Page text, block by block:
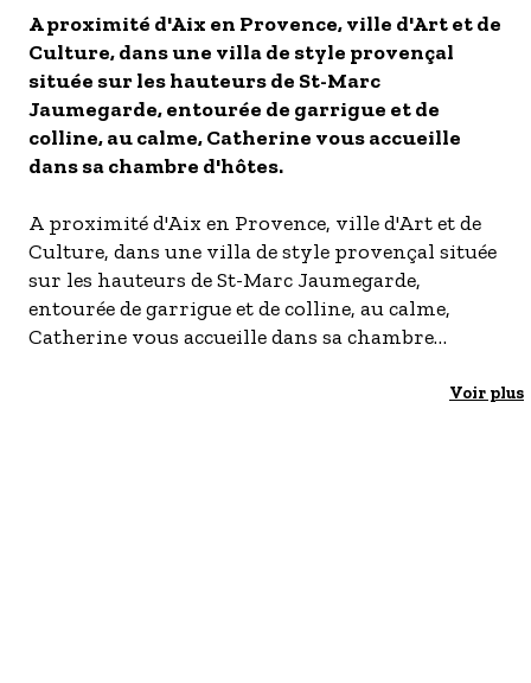
- Les établissements Accueil vélo
LES OFFRES MYPROVENCE
S'inscrire à nos newsletters
A proximité d'Aix en Provence, ville d'Art et de
Culture, dans une villa de style provençal
située sur les hauteurs de St-Marc
Jaumegarde, entourée de garrigue et de
colline, au calme, Catherine vous accueille
dans sa chambre d'hôtes.
A proximité d'Aix en Provence, ville d'Art et de
Culture, dans une villa de style provençal située
sur les hauteurs de St-Marc Jaumegarde,
entourée de garrigue et de colline, au calme,
Catherine vous accueille dans sa chambre
Voir plus